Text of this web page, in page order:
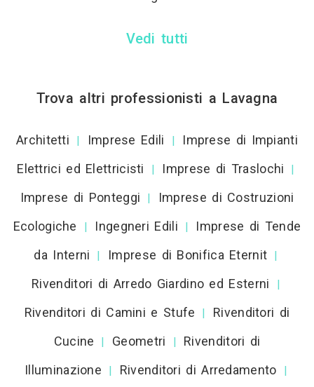
Vedi tutti
Trova altri professionisti a Lavagna
Architetti | Imprese Edili |
Imprese di Impianti
Elettrici ed Elettricisti
| Imprese di Traslochi |
Imprese di Ponteggi |
Imprese di Costruzioni
Ecologiche
| Ingegneri Edili |
Imprese di Tende
da Interni
| Imprese di Bonifica Eternit |
Rivenditori di Arredo Giardino ed Esterni |
Rivenditori di Camini e Stufe |
Rivenditori di
Cucine
| Geometri |
Rivenditori di
Illuminazione
| Rivenditori di Arredamento |